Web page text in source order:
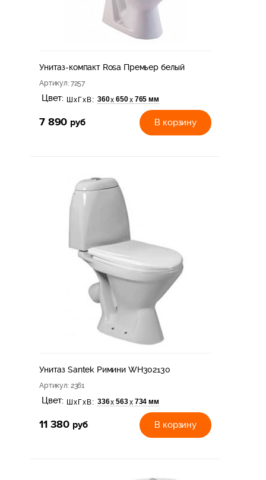
Унитаз-компакт Rosa Премьер белый
Артикул: 7257
Цвет: ШхГхВ: 360х 650х 765 мм
7 890 руб В корзину
Унитаз Santek Римини WH302130
Артикул: 2361
Цвет: ШхГхВ: 336х 563х 734 мм
11 380 руб В корзину